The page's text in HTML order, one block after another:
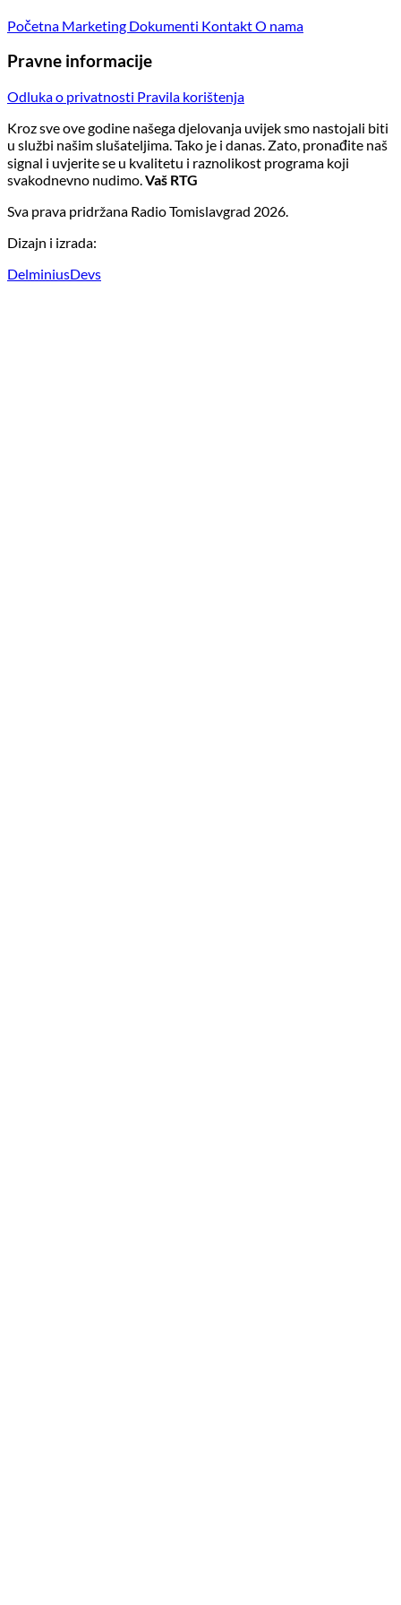
Početna Marketing Dokumenti KontaktO nama
Pravne informacije
Odluka o privatnosti Pravila korištenja
Kroz sve ove godine našega djelovanja uvijek smo nastojali biti
u službi našim slušateljima. Tako je i danas. Zato, pronađite naš
signal i uvjerite se u kvalitetu i raznolikost programa koji
svakodnevno nudimo.Vaš RTG
Sva prava pridržana Radio Tomislavgrad 2026.
Dizajn i izrada:
DelminiusDevs